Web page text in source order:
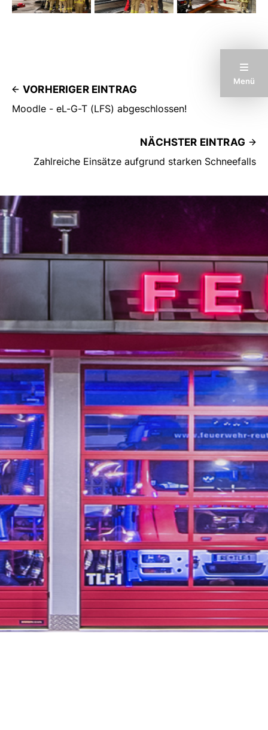
Menü
VORHERIGER EINTRAG
Moodle - eL-G-T (LFS) abgeschlossen!
NÄCHSTER EINTRAG
Zahlreiche Einsätze aufgrund starken Schneefalls